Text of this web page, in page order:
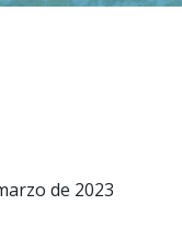
de 2023